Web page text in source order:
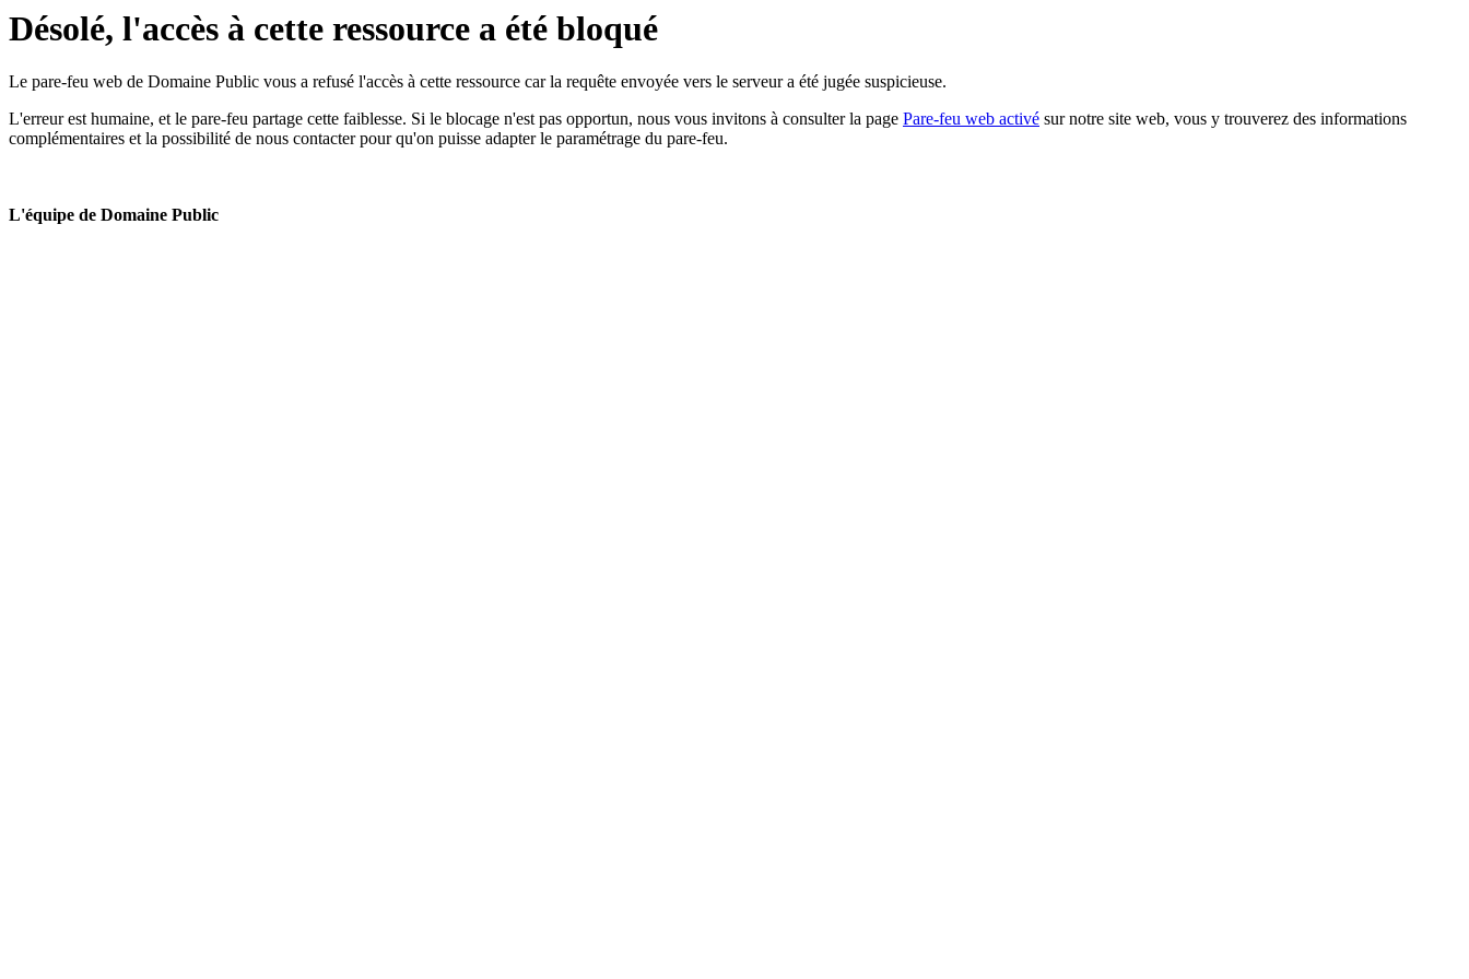
Désolé, l'accès à cette ressource a été bloqué
Le pare-feu web de Domaine Public vous a refusé l'accès à cette ressource car la requête envoyée vers le serveur a été jugée suspicieuse.
L'erreur est humaine, et le pare-feu partage cette faiblesse. Si le blocage n'est pas opportun, nous vous invitons à consulter la page Pare-feu web activé sur notre site web, vous y trouverez des informations
complémentaires et la possibilité de nous contacter pour qu'on puisse adapter le paramétrage du pare-feu.
L'équipe de Domaine Public